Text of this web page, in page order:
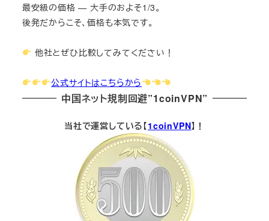
最安級の価格 — 大手のおよそ1/3。
後発だからこそ、価格も本気です。
他社とぜひ比較してみてください！
公式サイトはこちらから
中国ネット規制回避”1coinVPN”
当社で運営している【1coinVPN】！